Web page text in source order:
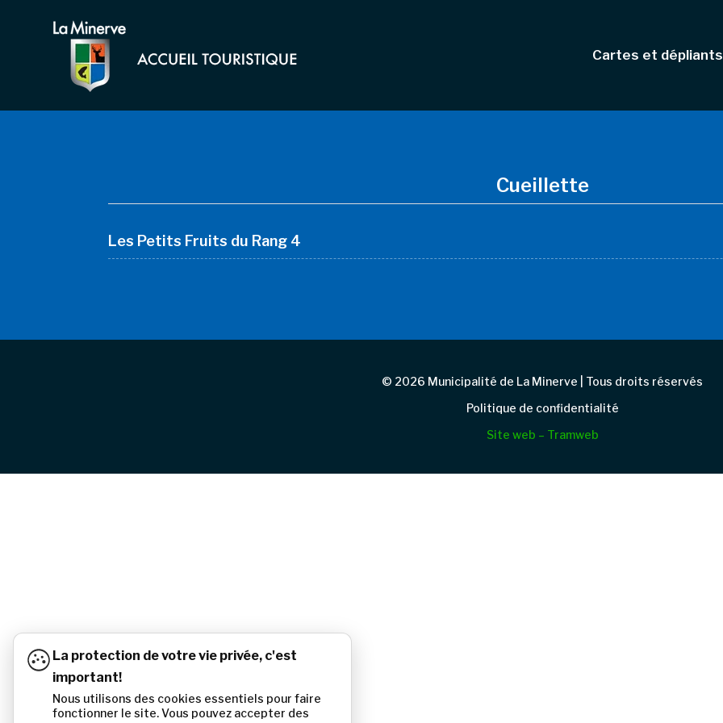
Cartes et dépliants
Cueillette
Les Petits Fruits du Rang 4
© 2026 Municipalité de La Minerve | Tous droits réservés
Politique de confidentialité
Site web – Tramweb
La protection de votre vie privée, c'est
important!
Nous utilisons des cookies essentiels pour faire
fonctionner le site. Vous pouvez accepter des